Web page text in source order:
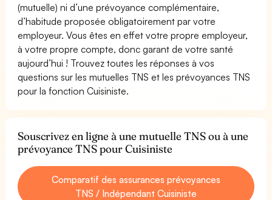
(mutuelle) ni d’une prévoyance complémentaire,
d’habitude proposée obligatoirement par votre
employeur. Vous êtes en effet votre propre employeur,
à votre propre compte, donc garant de votre santé
aujourd’hui ! Trouvez toutes les réponses à vos
questions sur les mutuelles TNS et les prévoyances TNS
pour la fonction Cuisiniste.
Souscrivez en ligne à une mutuelle TNS ou à une
prévoyance TNS pour Cuisiniste
Comparatif des assurances prévoyances
TNS / Indépendant Cuisiniste